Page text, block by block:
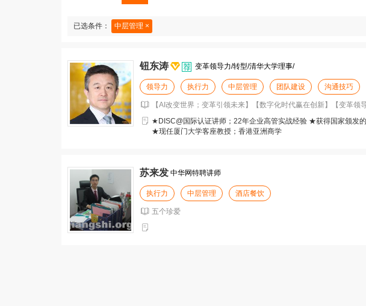
已选条件： 中层管理 ×
钮东涛 变革领导力/转型/清华大学理事/
领导力 执行力 中层管理 团队建设 沟通技巧
【AI改变世界；变革引领未来】【数字化时代赢在创新】【变革领
★DISC@国际认证讲师；22年企业高管实战经验 ★获得国家颁发
★现任厦门大学客座教授；香港亚洲商学
苏来发 中华网特聘讲师
执行力 中层管理 酒店餐饮
五个珍爱